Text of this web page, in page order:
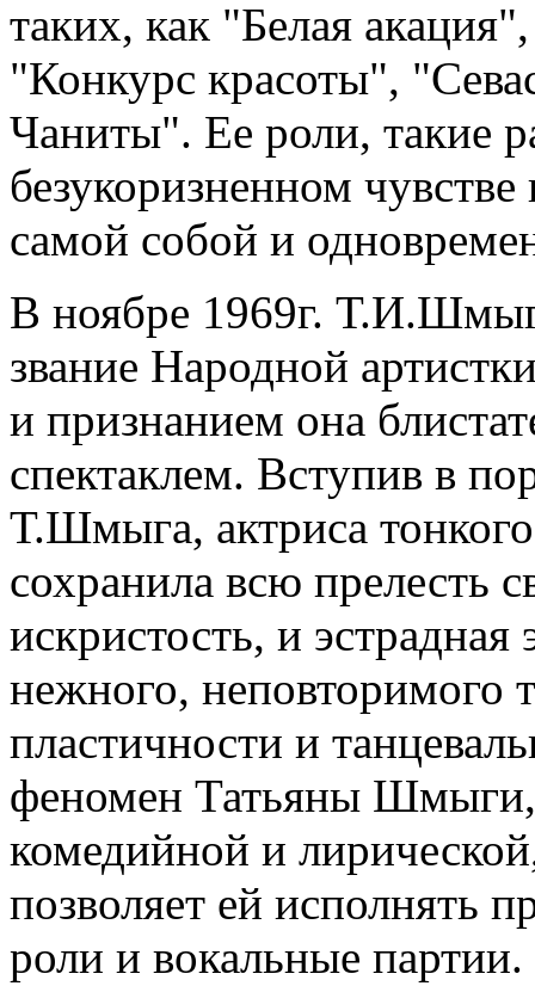
таких, как "Белая
"Конкурс красоты",
Чаниты". Ее роли, такие
безукоризненном
самой собой и
В ноябре 1969г.
звание Народной
и признанием она
спектаклем. Вступив в
Т.Шмыга, актриса
сохранила всю прелесть
искристость, и эстрадная
нежного, неповторимого
пластичности и
феномен Татьяны Шмыги,
комедийной и
позволяет ей исполнять
роли и вокальные